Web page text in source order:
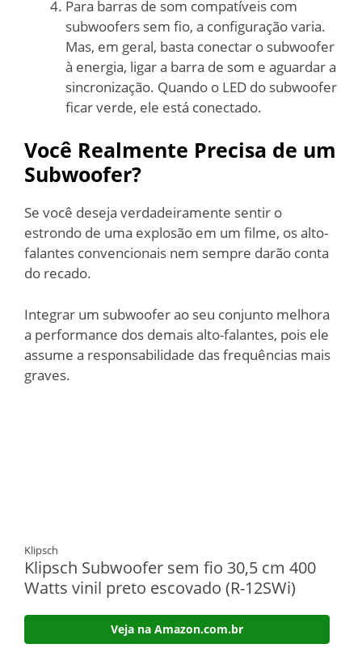
Para barras de som compatíveis com
subwoofers sem fio, a configuração varia.
Mas, em geral, basta conectar o subwoofer
à energia, ligar a barra de som e aguardar a
sincronização. Quando o LED do subwoofer
ficar verde, ele está conectado.
Você Realmente Precisa de um
Subwoofer?
Se você deseja verdadeiramente sentir o
estrondo de uma explosão em um filme, os alto-
falantes convencionais nem sempre darão conta
do recado.
Integrar um subwoofer ao seu conjunto melhora
a performance dos demais alto-falantes, pois ele
assume a responsabilidade das frequências mais
graves.
Klipsch
Klipsch Subwoofer sem fio 30,5 cm 400
Watts vinil preto escovado (R-12SWi)
Veja na Amazon.com.br